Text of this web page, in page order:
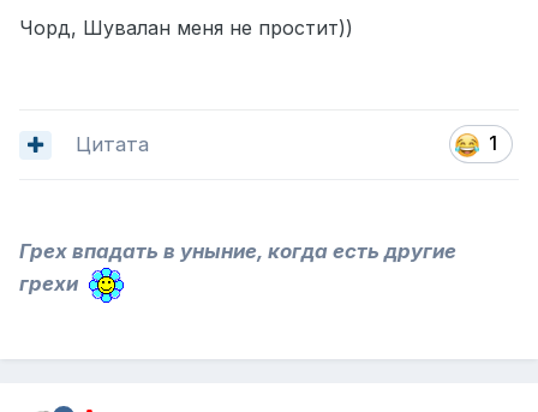
Чорд, Шувалан меня не простит))
1
Цитата
Грех впадать в уныние, когда есть другие
грехи